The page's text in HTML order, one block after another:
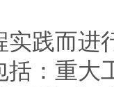
践而进
：重大